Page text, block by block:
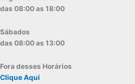
das 08:00 as 18:00
Sábados
das 08:00 as 13:00
Fora desses Horários
Clique Aqui